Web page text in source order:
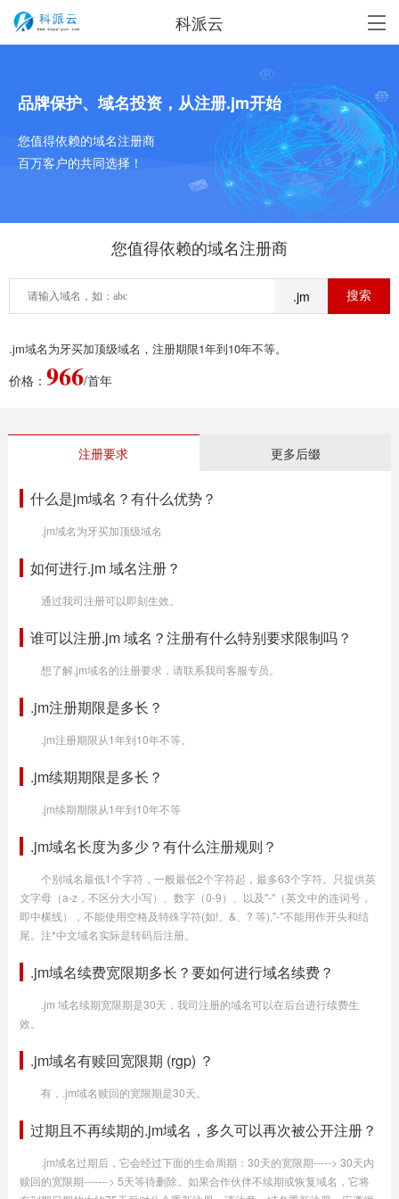
科派云
品牌保护、域名投资，从注册.jm开始
您值得依赖的域名注册商
百万客户的共同选择！
您值得依赖的域名注册商
.jm
.jm域名为牙买加顶级域名，注册期限1年到10年不等。
价格： 966/首年
注册要求 更多后缀
什么是jm域名？有什么优势？
.jm域名为牙买加顶级域名
如何进行.jm 域名注册？
通过我司注册可以即刻生效。
谁可以注册.jm 域名？注册有什么特别要求限制吗？
想了解.jm域名的注册要求，请联系我司客服专员。
.jm注册期限是多长？
.jm注册期限从1年到10年不等。
.jm续期期限是多长？
.jm续期期限从1年到10年不等
.jm域名长度为多少？有什么注册规则？
个别域名最低1个字符，一般最低2个字符起，最多63个字符。只提供英
文字母（a-z，不区分大小写）、数字（0-9）、以及"-"（英文中的连词号，
即中横线），不能使用空格及特殊字符(如!、&、? 等),"-"不能用作开头和结
尾。注*中文域名实际是转码后注册。
.jm域名续费宽限期多长？要如何进行域名续费？
.jm 域名续期宽限期是30天，我司注册的域名可以在后台进行续费生
效。
.jm域名有赎回宽限期 (rgp) ？
有，.jm域名赎回的宽限期是30天。
过期且不再续期的.jm域名，多久可以再次被公开注册？
.jm域名过期后，它会经过下面的生命周期：30天的宽限期-----> 30天内
赎回的宽限期-------> 5天等待删除。如果合作伙伴不续期或恢复域名，它将